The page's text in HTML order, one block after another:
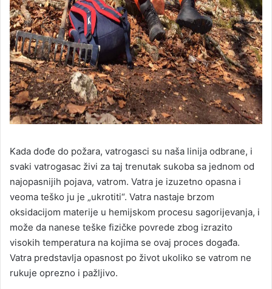
Kada dođe do požara, vatrogasci su naša linija odbrane, i
svaki vatrogasac živi za taj trenutak sukoba sa jednom od
najopasnijih pojava, vatrom. Vatra je izuzetno opasna i
veoma teško ju je „ukrotiti“. Vatra nastaje brzom
oksidacijom materije u hemijskom procesu sagorijevanja, i
može da nanese teške fizičke povrede zbog izrazito
visokih temperatura na kojima se ovaj proces događa.
Vatra predstavlja opasnost po život ukoliko se vatrom ne
rukuje oprezno i pažljivo.